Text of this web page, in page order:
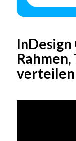
InDesign
verteilen